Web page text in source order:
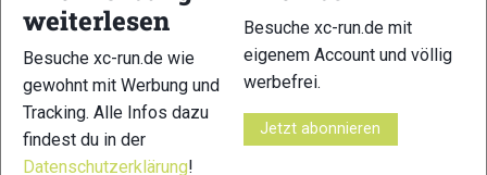
41 42
weiterlesen
Besuche xc-run.de wie
gewohnt mit Werbung und
Tracking. Alle Infos dazu
findest du in der
Datenschutzerklärung!
Besuche xc-run.de mit
eigenem Account und völlig
werbefrei.
Jetzt abonnieren